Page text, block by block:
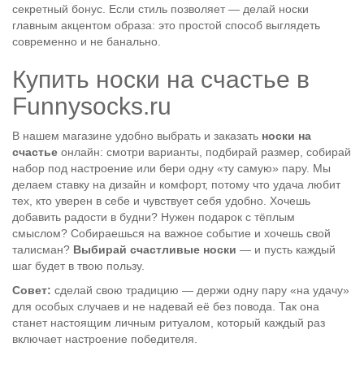
секретный бонус. Если стиль позволяет — делай носки
главным акцентом образа: это простой способ выглядеть
современно и не банально.
Купить носки на счастье в
Funnysocks.ru
В нашем магазине удобно выбрать и заказать носки на
счастье онлайн: смотри варианты, подбирай размер, собирай
набор под настроение или бери одну «ту самую» пару. Мы
делаем ставку на дизайн и комфорт, потому что удача любит
тех, кто уверен в себе и чувствует себя удобно. Хочешь
добавить радости в будни? Нужен подарок с тёплым
смыслом? Собираешься на важное событие и хочешь свой
талисман? Выбирай счастливые носки — и пусть каждый
шаг будет в твою пользу.
Совет: сделай свою традицию — держи одну пару «на удачу»
для особых случаев и не надевай её без повода. Так она
станет настоящим личным ритуалом, который каждый раз
включает настроение победителя.